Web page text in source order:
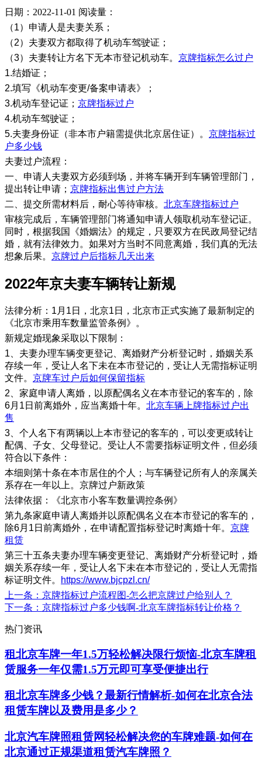
日期：2022-11-01 阅读量：
（1）申请人是夫妻关系；
（2）夫妻双方都取得了机动车驾驶证；
（3）夫妻转让方名下无本市登记机动车。 京牌指标怎么过户
1.结婚证；
2.填写《机动车变更/备案申请表》；
3.机动车登记证； 京牌指标过户
4.机动车驾驶证；
5.夫妻身份证（非本市户籍需提供北京居住证）。 京牌指标过
户多少钱
夫妻过户流程：
一、申请人夫妻双方必须到场，并将车辆开到车辆管理部门，
提出转让申请； 京牌指标出售过户方法
二、提交所需材料后，耐心等待审核。 北京车牌指标过户
审核完成后，车辆管理部门将通知申请人领取机动车登记证。
同时，根据我国《婚姻法》的规定，只要双方在民政局登记结
婚，就有法律效力。如果对方当时不同意离婚，我们真的无法
想象后果。 京牌过户后指标几天出来
2022年京夫妻车辆转让新规
法律分析：1月1日，北京1日，北京市正式实施了最新制定的
《北京市乘用车数量监管条例》。
新规定婚现象采取以下限制：
1、夫妻办理车辆变更登记、离婚财产分析登记时，婚姻关系
存续一年，受让人名下未在本市登记的，受让人无需指标证明
文件。 京牌车过户后如何保留指标
2、家庭申请人离婚，以原配偶名义在本市登记的客车的，除
6月1日前离婚外，应当离婚十年。 北京车辆上牌指标过户出
售
3、个人名下有两辆以上本市登记的客车的，可以变更或转让
配偶、子女、父母登记。受让人不需要指标证明文件，但必须
符合以下条件：
本细则第十条在本市居住的个人；与车辆登记所有人的亲属关
系存在一年以上。京牌过户新政策
法律依据：《北京市小客车数量调控条例》
第九条家庭申请人离婚并以原配偶名义在本市登记的客车的，
除6月1日前离婚外，在申请配置指标登记时离婚十年。 京牌
租赁
第三十五条夫妻办理车辆变更登记、离婚财产分析登记时，婚
姻关系存续一年，受让人名下未在本市登记的，受让人无需指
标证明文件。
https://www.bjcpzl.cn/
上一条 ：京牌指标过户流程图-怎么把京牌过户给别人？
下一条 ：京牌指标过户多少钱啊-北京车牌指标转让价格？
热门资讯
租北京车牌一年1.5万轻松解决限行烦恼-北京车牌租
赁服务一年仅需1.5万元即可享受便捷出行
租北京车牌多少钱？最新行情解析-如何在北京合法
租赁车牌以及费用是多少？
北京汽车牌照租赁网轻松解决您的车牌难题-如何在
北京通过正规渠道租赁汽车牌照？